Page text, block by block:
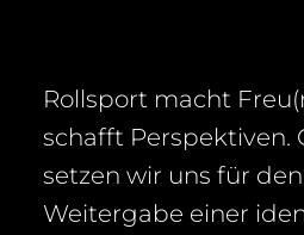
Rollsport macht
schafft Perspektiven.
setzen wir uns für
Weitergabe einer